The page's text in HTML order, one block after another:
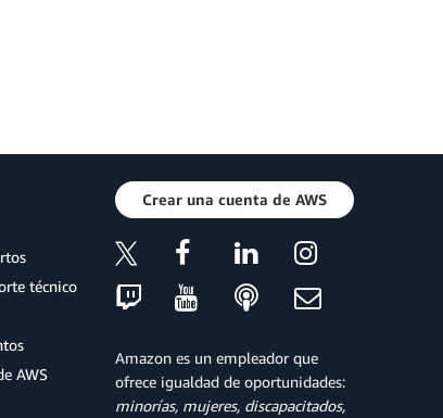
técnico
AWS
Crear una cuenta de AWS
Amazon es un empleador que
ofrece igualdad de oportunidades:
minorías, mujeres, discapacitados,